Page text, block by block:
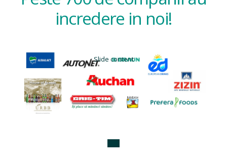
incredere in noi!
Slide content